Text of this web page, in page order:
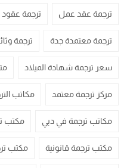
ترجمة عقد عمل ترجمة عقود
ترجمة معتمدة جدة ترجمة
سعر ترجمة شهادة الميلاد
مركز ترجمة معتمد مكاتب
مكاتب ترجمة في دبي مكتب
مكتب ترجمة قانونية مكتب